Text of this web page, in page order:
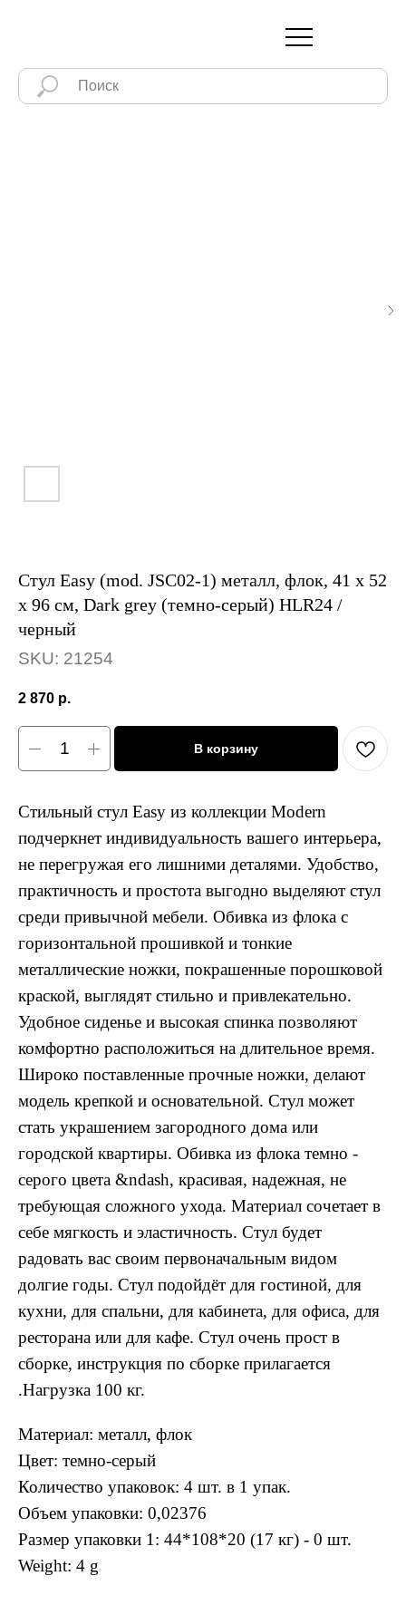
Стул Easy (mod. JSC02-1) металл, флок, 41 х 52
х 96 см, Dark grey (темно-серый) HLR24 /
черный
SKU: 21254
2 870 р.
В корзину
Стильный стул Easy из коллекции Modern
подчеркнет индивидуальность вашего интерьера,
не перегружая его лишними деталями. Удобство,
практичность и простота выгодно выделяют стул
среди привычной мебели. Обивка из флока с
горизонтальной прошивкой и тонкие
металлические ножки, покрашенные порошковой
краской, выглядят стильно и привлекательно.
Удобное сиденье и высокая спинка позволяют
комфортно расположиться на длительное время.
Широко поставленные прочные ножки, делают
модель крепкой и основательной. Стул может
стать украшением загородного дома или
городской квартиры. Обивка из флока темно -
серого цвета &ndash, красивая, надежная, не
требующая сложного ухода. Материал сочетает в
себе мягкость и эластичность. Стул будет
радовать вас своим первоначальным видом
долгие годы. Стул подойдёт для гостиной, для
кухни, для спальни, для кабинета, для офиса, для
ресторана или для кафе. Стул очень прост в
сборке, инструкция по сборке прилагается
.Нагрузка 100 кг.
Материал: металл, флок
Цвет: темно-серый
Количество упаковок: 4 шт. в 1 упак.
Объем упаковки: 0,02376
Размер упаковки 1: 44*108*20 (17 кг) - 0 шт.
Weight: 4 g